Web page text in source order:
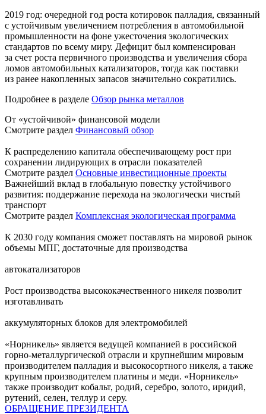
2019 год: очередной год роста котировок палладия, связанный
с устойчивым увеличением потребления в автомобильной
промышленности на фоне ужесточения экологических
стандартов по всему миру. Дефицит был компенсирован
за счет роста первичного производства и увеличения сбора
ломов автомобильных катализаторов, тогда как поставки
из ранее накопленных запасов значительно сократились.
Подробнее в разделе Обзор рынка металлов
От «устойчивой» финансовой модели
Смотрите раздел Финансовый обзор
К распределению капитала обеспечивающему рост при
сохранении лидирующих в отрасли показателей
Смотрите раздел Основные инвестиционные проекты
Важнейший вклад в глобальную повестку устойчивого
развития: поддержание перехода на экологически чистый
транспорт
Смотрите раздел Комплексная экологическая программа
К 2030 году компания сможет поставлять на мировой рынок
объемы МПГ, достаточные для производства
автокатализаторов
Рост производства высококачественного никеля позволит
изготавливать
аккумуляторных блоков для электромобилей
«Норникель» является ведущей компанией в российской
горно-металлургической отрасли и крупнейшим мировым
производителем палладия и высокосортного никеля, а также
крупным производителем платины и меди. «Норникель»
также производит кобальт, родий, серебро, золото, иридий,
рутений, селен, теллур и серу.
ОБРАЩЕНИЕ ПРЕЗИДЕНТА